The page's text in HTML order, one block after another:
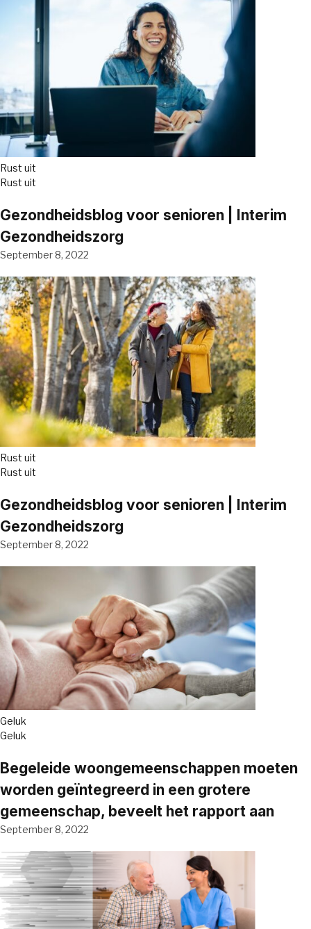
Rust uit
Rust uit
Gezondheidsblog voor senioren | Interim
Gezondheidszorg
September 8, 2022
Rust uit
Rust uit
Gezondheidsblog voor senioren | Interim
Gezondheidszorg
September 8, 2022
Geluk
Geluk
Begeleide woongemeenschappen moeten
worden geïntegreerd in een grotere
gemeenschap, beveelt het rapport aan
September 8, 2022